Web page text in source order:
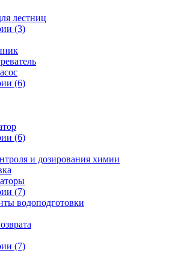
лестниц
(3)
(6)
(6)
и дозирования химии
(7)
водоподготовки
(7)